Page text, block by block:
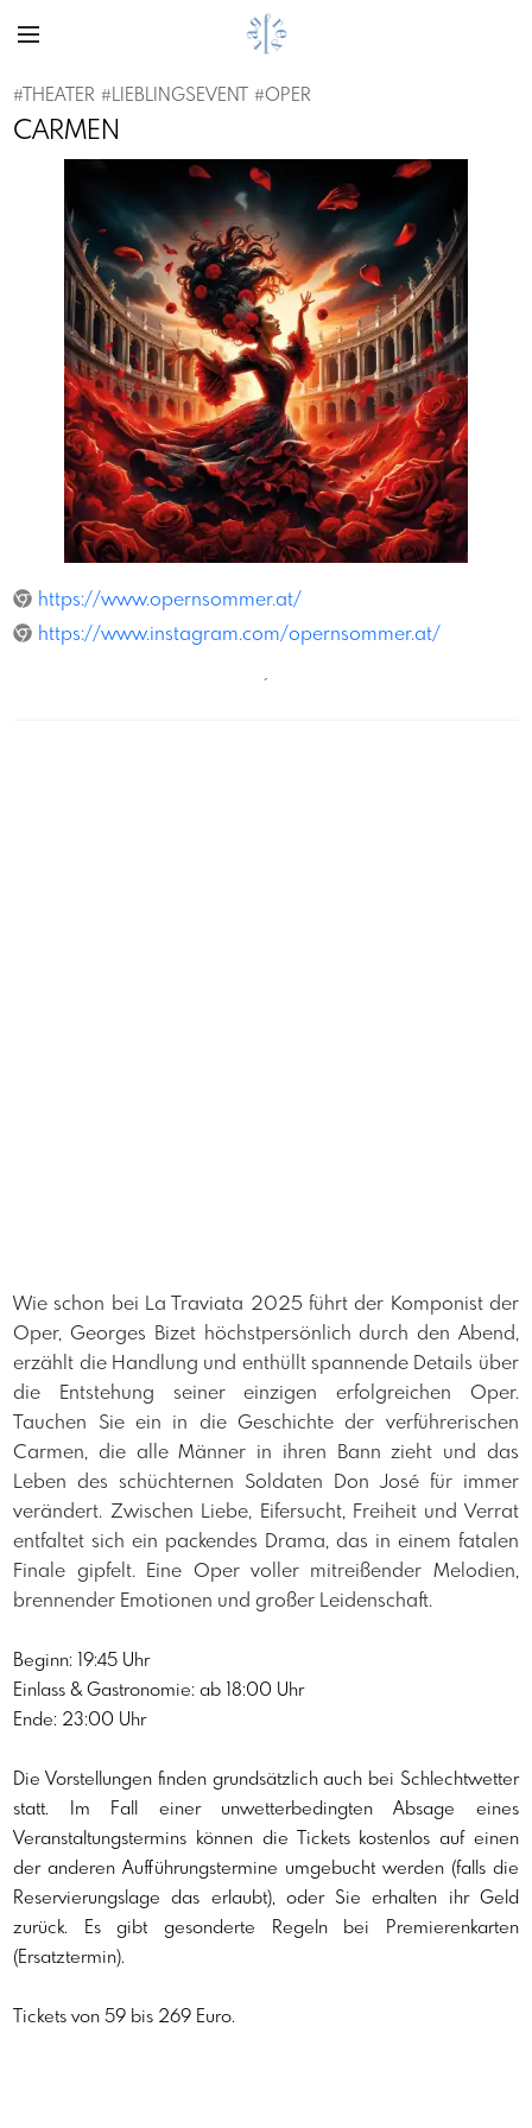
# THEATER #LIEBLINGSEVENT #OPER
CARMEN
Previous Next
https://www.opernsommer.at/
https://www.instagram.com/opernsommer.at/
´
Wie schon bei La Traviata 2025 führt der Komponist der
Oper, Georges Bizet höchstpersönlich durch den Abend,
erzählt die Handlung und enthüllt spannende Details über
die Entstehung seiner einzigen erfolgreichen Oper.
Tauchen Sie ein in die Geschichte der verführerischen
Carmen, die alle Männer in ihren Bann zieht und das
Leben des schüchternen Soldaten Don José für immer
verändert. Zwischen Liebe, Eifersucht, Freiheit und Verrat
entfaltet sich ein packendes Drama, das in einem fatalen
Finale gipfelt. Eine Oper voller mitreißender Melodien,
brennender Emotionen und großer Leidenschaft.
Beginn: 19:45 Uhr
Einlass & Gastronomie: ab 18:00 Uhr
Ende: 23:00 Uhr
Die Vorstellungen finden grundsätzlich auch bei Schlechtwetter
statt. Im Fall einer unwetterbedingten Absage eines
Veranstaltungstermins können die Tickets kostenlos auf einen
der anderen Aufführungstermine umgebucht werden (falls die
Reservierungslage das erlaubt), oder Sie erhalten ihr Geld
zurück. Es gibt gesonderte Regeln bei Premierenkarten
(Ersatztermin).
Tickets von 59 bis 269 Euro.